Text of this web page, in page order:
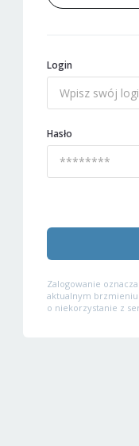
Login
Hasło
Zalogowanie
aktualnym
o niekorzystanie z